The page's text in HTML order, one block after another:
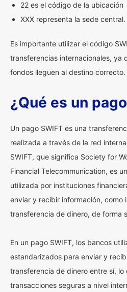
22 es el código de la ubicación
XXX representa la sede central.
Es importante utilizar el código
transferencias internacionales, ya
fondos lleguen al destino correcto.
¿Qué es un
Un pago SWIFT es una
realizada a través de la red
SWIFT, que significa Society for
Financial Telecommunication, es
utilizada por instituciones
enviar y recibir información, como
transferencia de dinero, de forma
En un pago SWIFT, los bancos
estandarizados para enviar y
transferencia de dinero entre sí,
transacciones seguras a nivel